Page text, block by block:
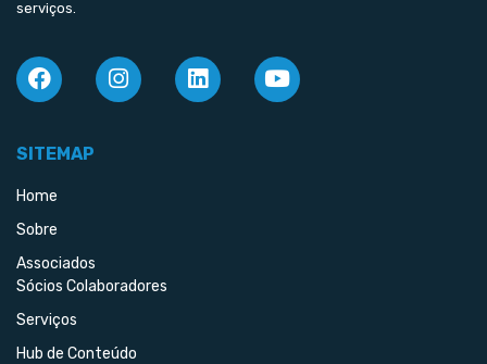
serviços.
SITEMAP
Home
Sobre
Associados
Sócios Colaboradores
Serviços
Hub de Conteúdo